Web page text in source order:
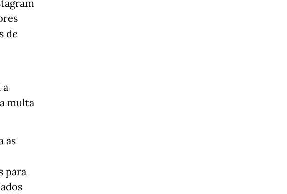
de
a
multa
as
para